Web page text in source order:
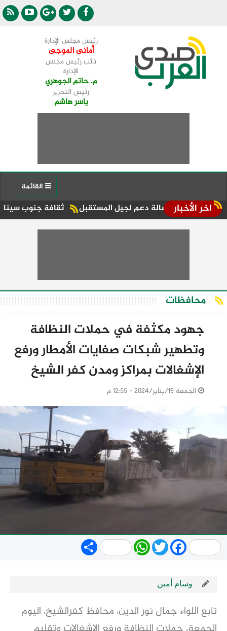
رئيس مجلس الإدارة
أمانى الموجى
نائب رئيس مجلس
الإدارة
م. حاتم الجوهري
رئيس التحرير
ياسر هاشم
اخر الأخبار ثقافة جنوب سيناء تعزز التعلم دعم لجيل المستقبل
محافظات
جهود مكثفة في حملات النظافة
وتطهير شبكات صفايات الأمطار ورفع
الإشغالات بمراكز ومدن كفر الشيخ
الجمعة 19/يناير/2024 - 12:55 م
Share WhatsApp
TwitterFacebook
وسام أمين
تابع اللواء جمال نور الدين، محافظ كفرالشيخ، اليوم